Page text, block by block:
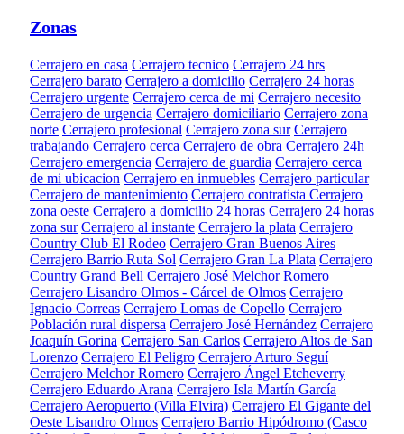
Zonas
Cerrajero en casa Cerrajero tecnico Cerrajero 24 hrs
Cerrajero barato Cerrajero a domicilio Cerrajero 24 horas
Cerrajero urgente Cerrajero cerca de mi Cerrajero necesito
Cerrajero de urgencia Cerrajero domiciliario Cerrajero zona
norte Cerrajero profesional Cerrajero zona sur Cerrajero
trabajando Cerrajero cerca Cerrajero de obra Cerrajero 24h
Cerrajero emergencia Cerrajero de guardia Cerrajero cerca
de mi ubicacion Cerrajero en inmuebles Cerrajero particular
Cerrajero de mantenimiento Cerrajero contratista Cerrajero
zona oeste Cerrajero a domicilio 24 horas Cerrajero 24 horas
zona sur Cerrajero al instante Cerrajero la plata Cerrajero
Country Club El Rodeo Cerrajero Gran Buenos Aires
Cerrajero Barrio Ruta Sol Cerrajero Gran La Plata Cerrajero
Country Grand Bell Cerrajero José Melchor Romero
Cerrajero Lisandro Olmos - Cárcel de Olmos Cerrajero
Ignacio Correas Cerrajero Lomas de Copello Cerrajero
Población rural dispersa Cerrajero José Hernández Cerrajero
Joaquín Gorina Cerrajero San Carlos Cerrajero Altos de San
Lorenzo Cerrajero El Peligro Cerrajero Arturo Seguí
Cerrajero Melchor Romero Cerrajero Ángel Etcheverry
Cerrajero Eduardo Arana Cerrajero Isla Martín García
Cerrajero Aeropuerto (Villa Elvira) Cerrajero El Gigante del
Oeste Lisandro Olmos Cerrajero Barrio Hipódromo (Casco